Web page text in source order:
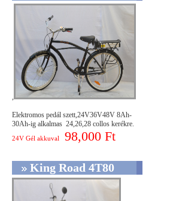
,
Elektromos pedál szett,24V36V48V 8Ah-
30Ah-ig alkalmas 24,26,28 collos kerékre.
24V Gél akkuval 98,000 Ft
King Road 4T80